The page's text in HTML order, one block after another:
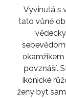
Vyvinutá s
tato vůně
okamžikem
povznáší.
ikonické
ženy být